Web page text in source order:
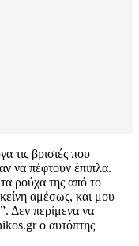
τις βρισιές που
να πέφτουν έπιπλα.
ρούχα της από το
αμέσως, και μου
Δεν περίμενα να
ο αυτόπτης